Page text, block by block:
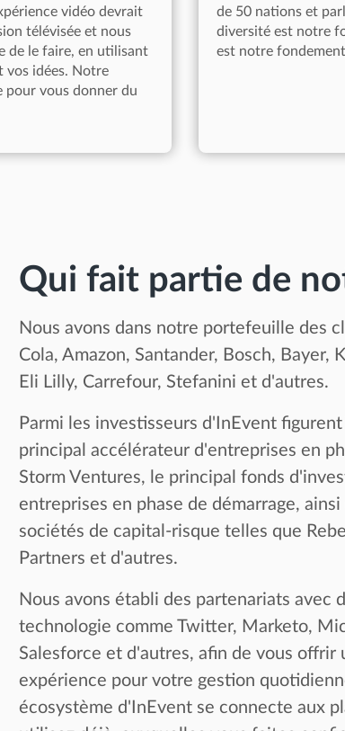
vidéo devrait
télévisée et nous
de le faire, en utilisant
vos idées. Notre
pour vous donner du
de 50 nations et
diversité est notre
est notre
Qui fait partie de
Nous avons dans notre portefeuille des
Cola, Amazon, Santander, Bosch, Bayer,
Eli Lilly, Carrefour, Stefanini et d'autres.
Parmi les investisseurs d'InEvent
principal accélérateur d'entreprises en
Storm Ventures, le principal fonds
entreprises en phase de démarrage,
sociétés de capital-risque telles que
Partners et d'autres.
Nous avons établi des partenariats avec
technologie comme Twitter, Marketo,
Salesforce et d'autres, afin de vous offrir
expérience pour votre gestion
écosystème d'InEvent se connecte aux